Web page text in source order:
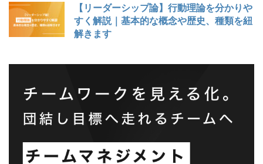
【リーダーシップ論】行動理論を分かりや
すく解説｜基本的な概念や歴史、種類を紐
解きます